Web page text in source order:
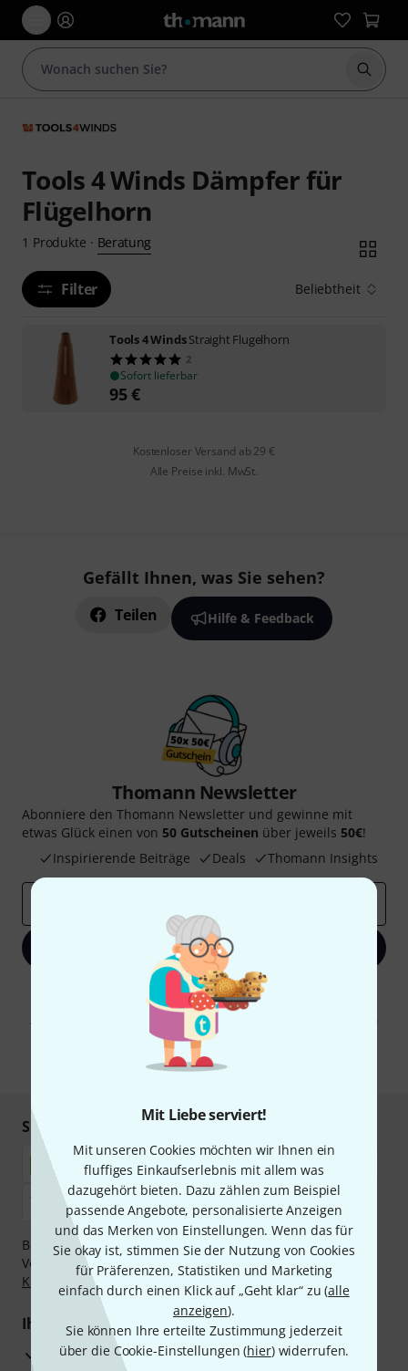
Mit Liebe serviert!
Mit unseren Cookies möchten wir Ihnen ein
fluffiges Einkaufserlebnis mit allem was
dazugehört bieten. Dazu zählen zum Beispiel
passende Angebote, personalisierte Anzeigen
und das Merken von Einstellungen. Wenn das für
Sie okay ist, stimmen Sie der Nutzung von Cookies
für Präferenzen, Statistiken und Marketing
einfach durch einen Klick auf „Geht klar“ zu (alle
anzeigen).
Sie können Ihre erteilte Zustimmung jederzeit
über die Cookie-Einstellungen (hier) widerrufen.
Suche
Tools 4 Winds Dämpfer für
Flügelhorn
1 Produkte · Beratung
Filter Beliebtheit
Tools 4 WindsStraight Flugelhorn
2
Sofort lieferbar
95€
Kostenloser Versand ab 29 €
Alle Preise inkl. MwSt.
Gefällt Ihnen, was Sie sehen?
Teilen Hilfe & Feedback
Thomann Newsletter
Abonniere den Thomann Newsletter und gewinne mit
etwas Glück einen von 50 Gutscheinen über jeweils 50€!
Inspirierende Beiträge
Deals Thomann Insights
Jetzt anmelden
Mit Klick auf „Jetzt anmelden“ stimmen Sie dem Erhalt von E-Mail-
Werbung und einer Messung des E-Mail-Nutzungsverhaltens zu. Die
Abmeldung ist jederzeit möglich. Weitere Informationen finden Sie in
unseren
Datenschutzhinweisen
* Pflichtfeld
Sicher einkaufen & bezahlen
Bezahlen Sie vertraulich und sicher per Nachnahme,
Vorkasse, PayPal, Amazon Pay, Klarna Sofort bezahlen
Klarna Ratenzahlungoder Kreditkarte.
Ihre Vorteile
3 Jahre Thomann Garantie